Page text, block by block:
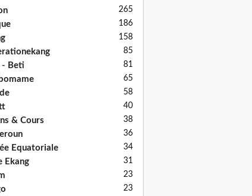
265
186
158
85
- Beti 81
65
58
40
& Cours 38
36
Equatoriale 34
Ekang 31
23
23